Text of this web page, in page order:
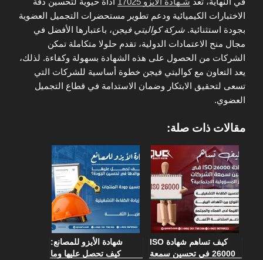
الاختبارات الكيميائية ودعم تطوير مستحضرات التجميل العضوية
بجودة استثنائية. شركة كواليتي فيجن، باعتبارها الأفضل في
مجال منح الاعتمادات الدولية، تقدم حلولا متكاملة تمكن
الشركات من الحصول على هذه الشهادة بسهولة وكفاءة. لذلك،
يعد التعاون مع كواليتي فيجن خطوة أساسية للشركات التي
تسعى لتحقيق الابتكار وضمان الاستدامة في قطاع التجميل
العضوي.
مقالات ذات صلة:
كيف تساهم شهادة ISO
26000 في تحسين سمعة
شهادة الأيزو للمصانع:
كيف تحصل عليها وما